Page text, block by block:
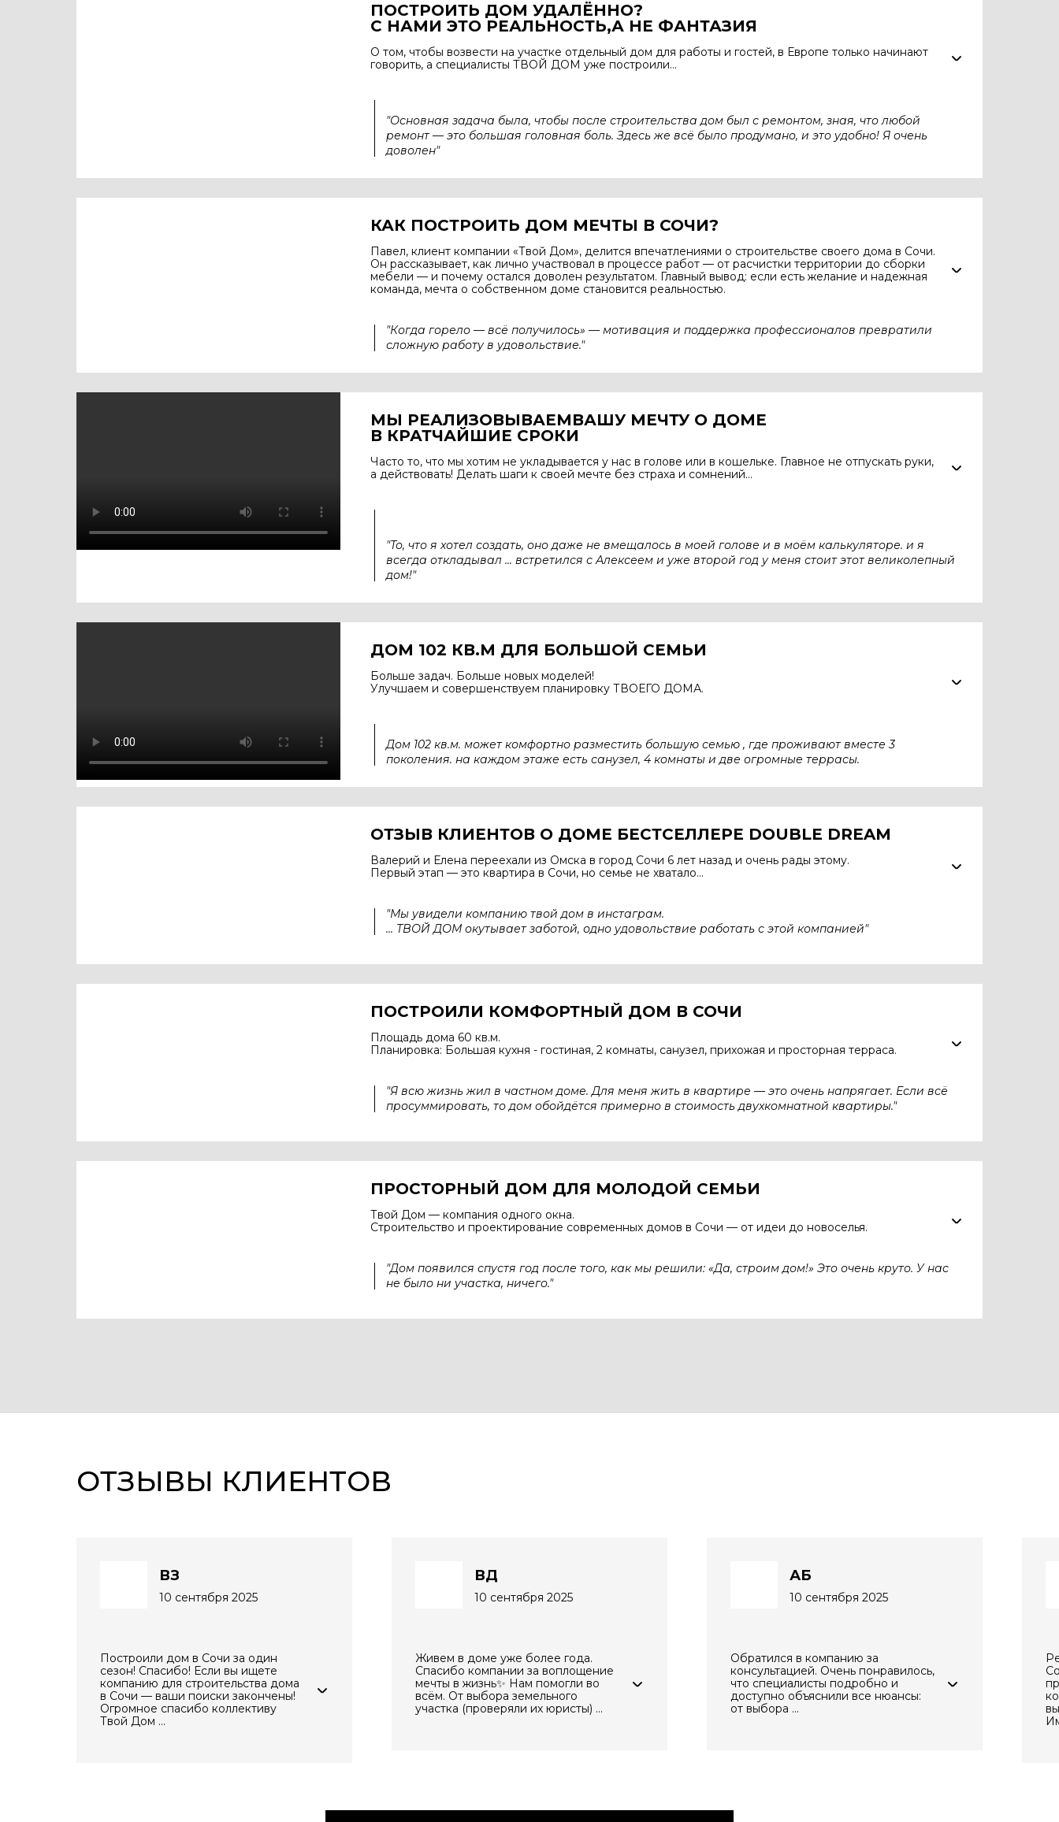
ПОСТРОИТЬ ДОМ УДАЛЁННО?
С НАМИ ЭТО РЕАЛЬНОСТЬ,А НЕ ФАНТАЗИЯ
О том, чтобы возвести на участке отдельный дом для работы и гостей, в Европе только начинают
говорить, а специалисты ТВОЙ ДОМ уже построили...
"Основная задача была, чтобы после строительства дом был с ремонтом, зная, что любой
ремонт — это большая головная боль. Здесь же всё было продумано, и это удобно! Я очень
доволен"
КАК ПОСТРОИТЬ ДОМ МЕЧТЫ В СОЧИ?
Павел, клиент компании «Твой Дом», делится впечатлениями о строительстве своего дома в Сочи.
Он рассказывает, как лично участвовал в процессе работ — от расчистки территории до сборки
мебели — и почему остался доволен результатом. Главный вывод: если есть желание и надежная
команда, мечта о собственном доме становится реальностью.
"Когда горело — всё получилось» — мотивация и поддержка профессионалов превратили
сложную работу в удовольствие."
МЫ РЕАЛИЗОВЫВАЕМВАШУ МЕЧТУ О ДОМЕ
В КРАТЧАЙШИЕ СРОКИ
Часто то, что мы хотим не укладывается у нас в голове или в кошельке. Главное не отпускать руки,
а действовать! Делать шаги к своей мечте без страха и сомнений...
"То, что я хотел создать, оно даже не вмещалось в моей голове и в моём калькуляторе. и я
всегда откладывал ... встретился с Алексеем и уже второй год у меня стоит этот великолепный
дом!"
ДОМ 102 КВ.М ДЛЯ БОЛЬШОЙ СЕМЬИ
Больше задач. Больше новых моделей!
Улучшаем и совершенствуем планировку ТВОЕГО ДОМА.
Дом 102 кв.м. может комфортно разместить большую семью , где проживают вместе 3
поколения. на каждом этаже есть санузел, 4 комнаты и две огромные террасы.
ОТЗЫВ КЛИЕНТОВ О ДОМЕ БЕСТСЕЛЛЕРЕ DOUBLE DREAM
Валерий и Елена переехали из Омска в город Сочи 6 лет назад и очень рады этому.
Первый этап — это квартира в Сочи, но семье не хватало...
"Мы увидели компанию твой дом в инстаграм.
... ТВОЙ ДОМ окутывает заботой, одно удовольствие работать с этой компанией"
ПОСТРОИЛИ КОМФОРТНЫЙ ДОМ В СОЧИ
Площадь дома 60 кв.м.
Планировка: Большая кухня - гостиная, 2 комнаты, санузел, прихожая и просторная терраса.
"Я всю жизнь жил в частном доме. Для меня жить в квартире — это очень напрягает. Если всё
просуммировать, то дом обойдётся примерно в стоимость двухкомнатной квартиры."
ПРОСТОРНЫЙ ДОМ ДЛЯ МОЛОДОЙ СЕМЬИ
Твой Дом — компания одного окна.
Строительство и проектирование современных домов в Сочи — от идеи до новоселья.
"Дом появился спустя год после того, как мы решили: «Да, строим дом!» Это очень круто. У нас
не было ни участка, ничего."
ОТЗЫВЫ КЛИЕНТОВ
ВЗ
10 сентября 2025
Построили дом в Сочи за один
сезон! Спасибо! Если вы ищете
компанию для строительства дома
в Сочи — ваши поиски закончены!
Огромное спасибо коллективу
Твой Дом ...
ВД
10 сентября 2025
Живем в доме уже более года.
Спасибо компании за воплощение
мечты в жизнь✨ Нам помогли во
всëм. От выбора земельного
участка (проверяли их юристы) ...
АБ
10 сентября 2025
Обратился в компанию за
консультацией. Очень понравилось,
что специалисты подробно и
доступно объяснили все нюансы:
от выбора ...